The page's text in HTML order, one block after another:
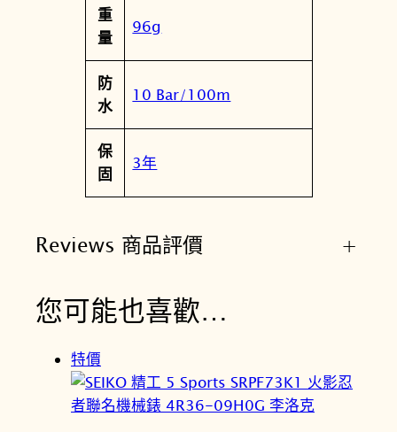
重
量
96g
防
水
10 Bar/100m
保
固
3年
Reviews 商品評價 +
您可能也喜歡…
特價